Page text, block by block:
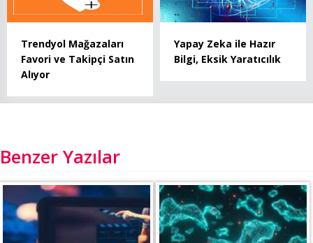
Trendyol Mağazaları
Favori ve Takipçi Satın
Alıyor
Yapay Zeka ile Hazır
Bilgi, Eksik Yaratıcılık
Benzer Yazılar